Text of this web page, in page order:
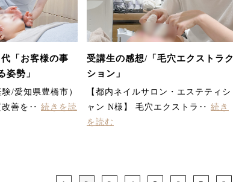
「お客様の事
姿勢」
/愛知県豊橋市）
改善を‥ 続きを読
受講生の感想/「毛穴エクストラク
ション」
【都内ネイルサロン・エステティシ
ャン N様】 毛穴エクストラ‥ 続き
を読む